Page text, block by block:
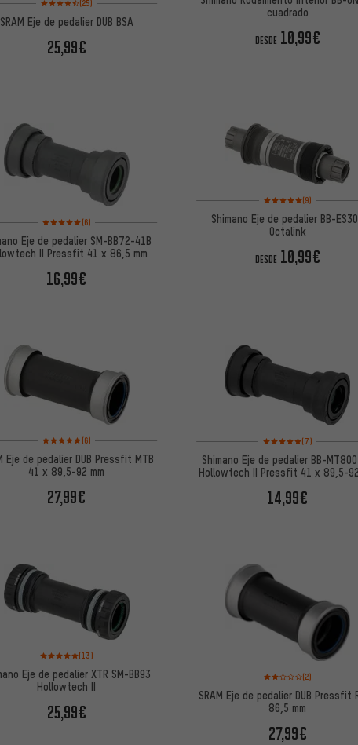
(25)
SRAM Eje de pedalier DUB BSA
25,99€
cuadrado
DESDE 10,99€
Valoración media: 5 de 5 basada en 6 reseñas
(6)
Eje de pedalier SM-BB72-41B
II Pressfit 41 x 86,5 mm
16,99€
Valoración media: 5 de
(9)
Shimano Eje de pedalier BB-
Octalink
DESDE 10,99€
Valoración media: 5 de 5 basada en 6 reseñas
(6)
Eje de pedalier DUB Pressfit MTB
41 x 89,5-92 mm
27,99€
Valoración media: 5 de
(7)
Shimano Eje de pedalier BB-
Hollowtech II Pressfit 41 x 89,5-
14,99€
Valoración media: 5 de 5 basada en 13 reseñas
(13)
Eje de pedalier XTR SM-BB93
Hollowtech II
25,99€
Valoración media: 2 de
(2)
SRAM Eje de pedalier DUB Pressfit
86,5 mm
27,99€